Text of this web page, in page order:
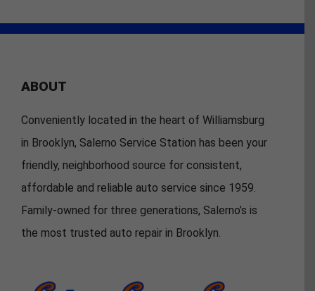
ABOUT
Conveniently located in the heart of Williamsburg
in Brooklyn, Salerno Service Station has been your
friendly, neighborhood source for consistent,
affordable and reliable auto service since 1959.
Family-owned for three generations, Salerno’s is
the most trusted auto repair in Brooklyn.